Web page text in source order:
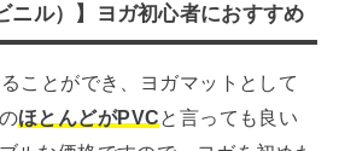
ニル）】ヨガ初心者におすすめ
ことができ、ヨガマットとして
ほとんどがPVCと言っても良い